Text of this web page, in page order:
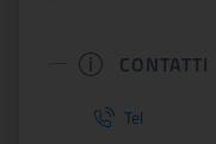
CONTATTI
Tel